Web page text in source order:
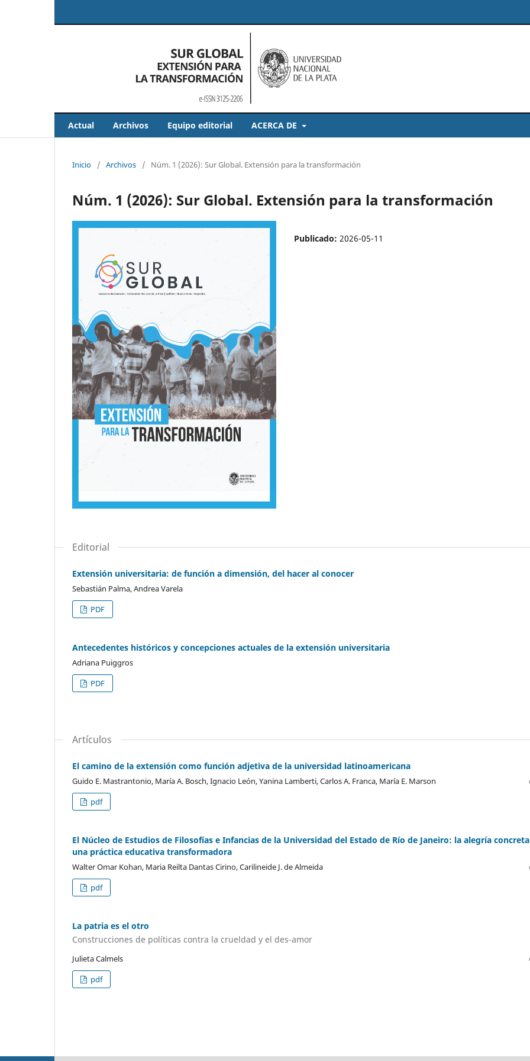
Actual Archivos Equipo editorial ACERCA DE
Inicio / Archivos / Núm. 1 (2026): Sur Global. Extensión para la transformación
Núm. 1 (2026): Sur Global. Extensión para la transformación
Publicado: 2026-05-11
Editorial
Extensión universitaria: de función a dimensión, del hacer al conocer
Sebastián Palma, Andrea Varela
PDF
Antecedentes históricos y concepciones actuales de la extensión universitaria
Adriana Puiggros
PDF
Artículos
El camino de la extensión como función adjetiva de la universidad latinoamericana
Guido E. Mastrantonio, María A. Bosch, Ignacio León, Yanina Lamberti, Carlos A. Franca, María E. Marson
pdf
El Núcleo de Estudios de Filosofías e Infancias de la Universidad del Estado de Río de Janeiro: la alegría
una práctica educativa transformadora
Walter Omar Kohan, Maria Reilta Dantas Cirino, Carilineide J. de Almeida
pdf
La patria es el otro
Construcciones de políticas contra la crueldad y el des-amor
Julieta Calmels
pdf